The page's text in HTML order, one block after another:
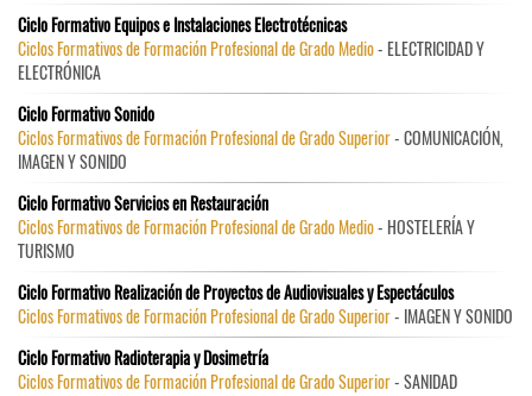
Ciclo Formativo Equipos e Instalaciones Electrotécnicas
Ciclos Formativos de Formación Profesional de Grado Medio- ELECTRICIDAD Y
ELECTRÓNICA
Ciclo Formativo Sonido
Ciclos Formativos de Formación Profesional de Grado Superior- COMUNICACIÓN,
IMAGEN Y SONIDO
Ciclo Formativo Servicios en Restauración
Ciclos Formativos de Formación Profesional de Grado Medio- HOSTELERÍA Y
TURISMO
Ciclo Formativo Realización de Proyectos de Audiovisuales y Espectáculos
Ciclos Formativos de Formación Profesional de Grado Superior- IMAGEN Y SONIDO
Ciclo Formativo Radioterapia y Dosimetría
Ciclos Formativos de Formación Profesional de Grado Superior- SANIDAD